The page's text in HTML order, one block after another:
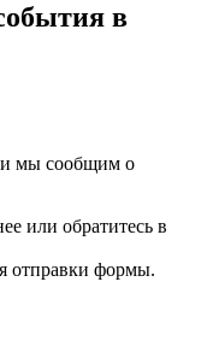
в
и мы сообщим о
или обратитесь в
отправки формы.